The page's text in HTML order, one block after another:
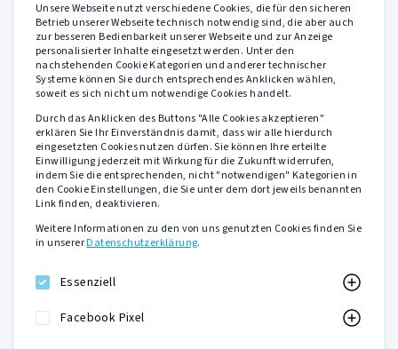
Rechtliches
AGB
Widerrufsbelehrung
Barrierefreiheit
Impressum
Sicher zahlen mit
PayPal
SOFORT Überweisung
KLARNA Rechnungskauf
Unsere Webseite nutzt verschiedene Cookies, die für den sicheren
Betrieb unserer Webseite technisch notwendig sind, die aber auch
zur besseren Bedienbarkeit unserer Webseite und zur Anzeige
personalisierter Inhalte eingesetzt werden. Unter den
nachstehenden Cookie Kategorien und anderer technischer
Systeme können Sie durch entsprechendes Anklicken wählen,
soweit es sich nicht um notwendige Cookies handelt.
Durch das Anklicken des Buttons "Alle Cookies akzeptieren"
erklären Sie Ihr Einverständnis damit, dass wir alle hierdurch
eingesetzten Cookies nutzen dürfen. Sie können Ihre erteilte
Einwilligung jederzeit mit Wirkung für die Zukunft widerrufen,
indem Sie die entsprechenden, nicht "notwendigen" Kategorien in
den Cookie Einstellungen, die Sie unter dem dort jeweils benannten
Link finden, deaktivieren.
Weitere Informationen zu den von uns genutzten Cookies finden Sie
in unsererDatenschutzerklärung.
Essenziell
Facebook Pixel